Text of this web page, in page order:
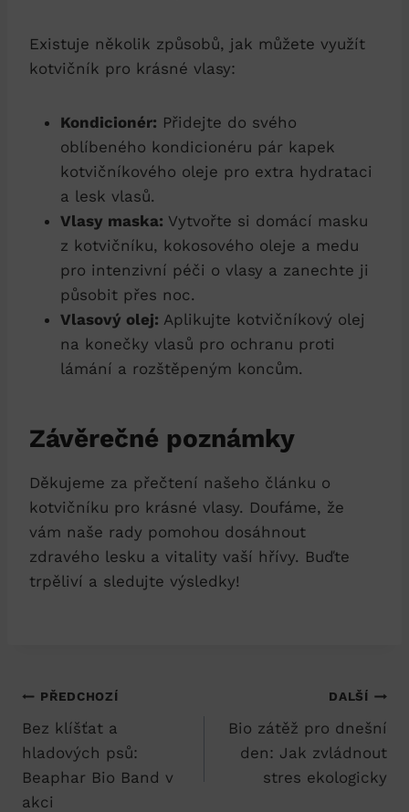
Existuje několik způsobů, jak můžete využít
kotvičník pro krásné vlasy:
Kondicionér: Přidejte do svého
oblíbeného kondicionéru pár kapek
kotvičníkového oleje pro extra hydrataci
a lesk vlasů.
Vlasy maska: Vytvořte si domácí masku
z kotvičníku, kokosového oleje a medu
pro intenzivní péči o vlasy a zanechte ji
působit přes noc.
Vlasový olej: Aplikujte kotvičníkový olej
na konečky vlasů pro ochranu proti
lámání a rozštěpeným koncům.
Závěrečné poznámky
Děkujeme za přečtení našeho článku o
kotvičníku pro krásné vlasy. Doufáme, že
vám naše rady pomohou dosáhnout
zdravého lesku a vitality vaší hřívy. Buďte
trpěliví a sledujte výsledky!
Navigace
pro
příspěvek
PŘEDCHOZÍ
Bez klíšťat a
hladových psů:
Beaphar Bio Band v
akci
DALŠÍ
Bio zátěž pro dnešní
den: Jak zvládnout
stres ekologicky